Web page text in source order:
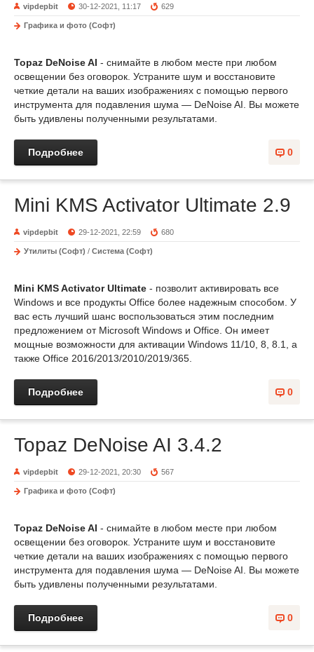
vipdepbit 30-12-2021, 11:17 629
Графика и фото (Софт)
Topaz DeNoise AI - снимайте в любом месте при любом
освещении без оговорок. Устраните шум и восстановите
четкие детали на ваших изображениях с помощью первого
инструмента для подавления шума — DeNoise AI. Вы можете
быть удивлены полученными результатами.
0
Подробнее
Mini KMS Activator Ultimate 2.9
vipdepbit 29-12-2021, 22:59 680
Утилиты (Софт) / Система (Софт)
Mini KMS Activator Ultimate - позволит активировать все
Windows и все продукты Office более надежным способом. У
вас есть лучший шанс воспользоваться этим последним
предложением от Microsoft Windows и Office. Он имеет
мощные возможности для активации Windows 11/10, 8, 8.1, а
также Office 2016/2013/2010/2019/365.
0
Подробнее
Topaz DeNoise AI 3.4.2
vipdepbit 29-12-2021, 20:30 567
Графика и фото (Софт)
Topaz DeNoise AI - снимайте в любом месте при любом
освещении без оговорок. Устраните шум и восстановите
четкие детали на ваших изображениях с помощью первого
инструмента для подавления шума — DeNoise AI. Вы можете
быть удивлены полученными результатами.
0
Подробнее